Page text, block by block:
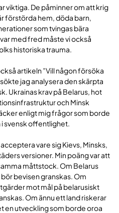
viktiga. De påminner om att krig
förstörda hem, döda barn,
som tvingas bära
med fred måste vi också
historiska trauma.
artikeln ”Vill någon försöka
jag analysera den skärpta
Ukrainas krav på Belarus, hot
och Minsk
enligt mig frågor som borde
svensk offentlighet.
vare sig Kievs, Minsks,
versioner. Min poäng var att
måttstock. Om Belarus
bevisen granskas. Om
mot mål på belarusiskt
Om ännu ett land riskerar
en utveckling som borde oroa